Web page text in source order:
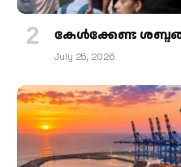
കേള്‍ക്കേണ്ട
July 25, 2026